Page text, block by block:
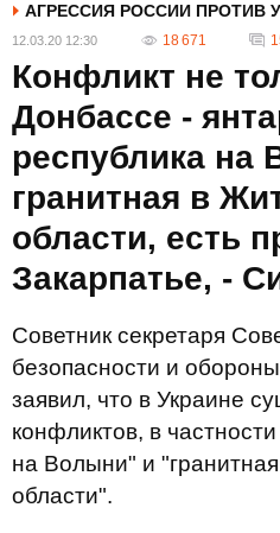
АГРЕССИЯ РОССИИ ПРОТИВ
12.03.20 12:30 18 671
Конфликт не
Донбассе -
республика на
гранитная в
области, есть
Закарпатье, -
Советник секретаря
безопасности и
заявил, что в Украине
конфликтов, в
на Волыни" и
области".